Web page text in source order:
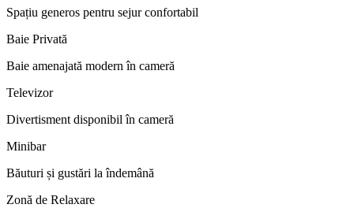
Spațiu generos pentru sejur confortabil
Baie Privată
Baie amenajată modern în cameră
Televizor
Divertisment disponibil în cameră
Minibar
Băuturi și gustări la îndemână
Zonă de Relaxare